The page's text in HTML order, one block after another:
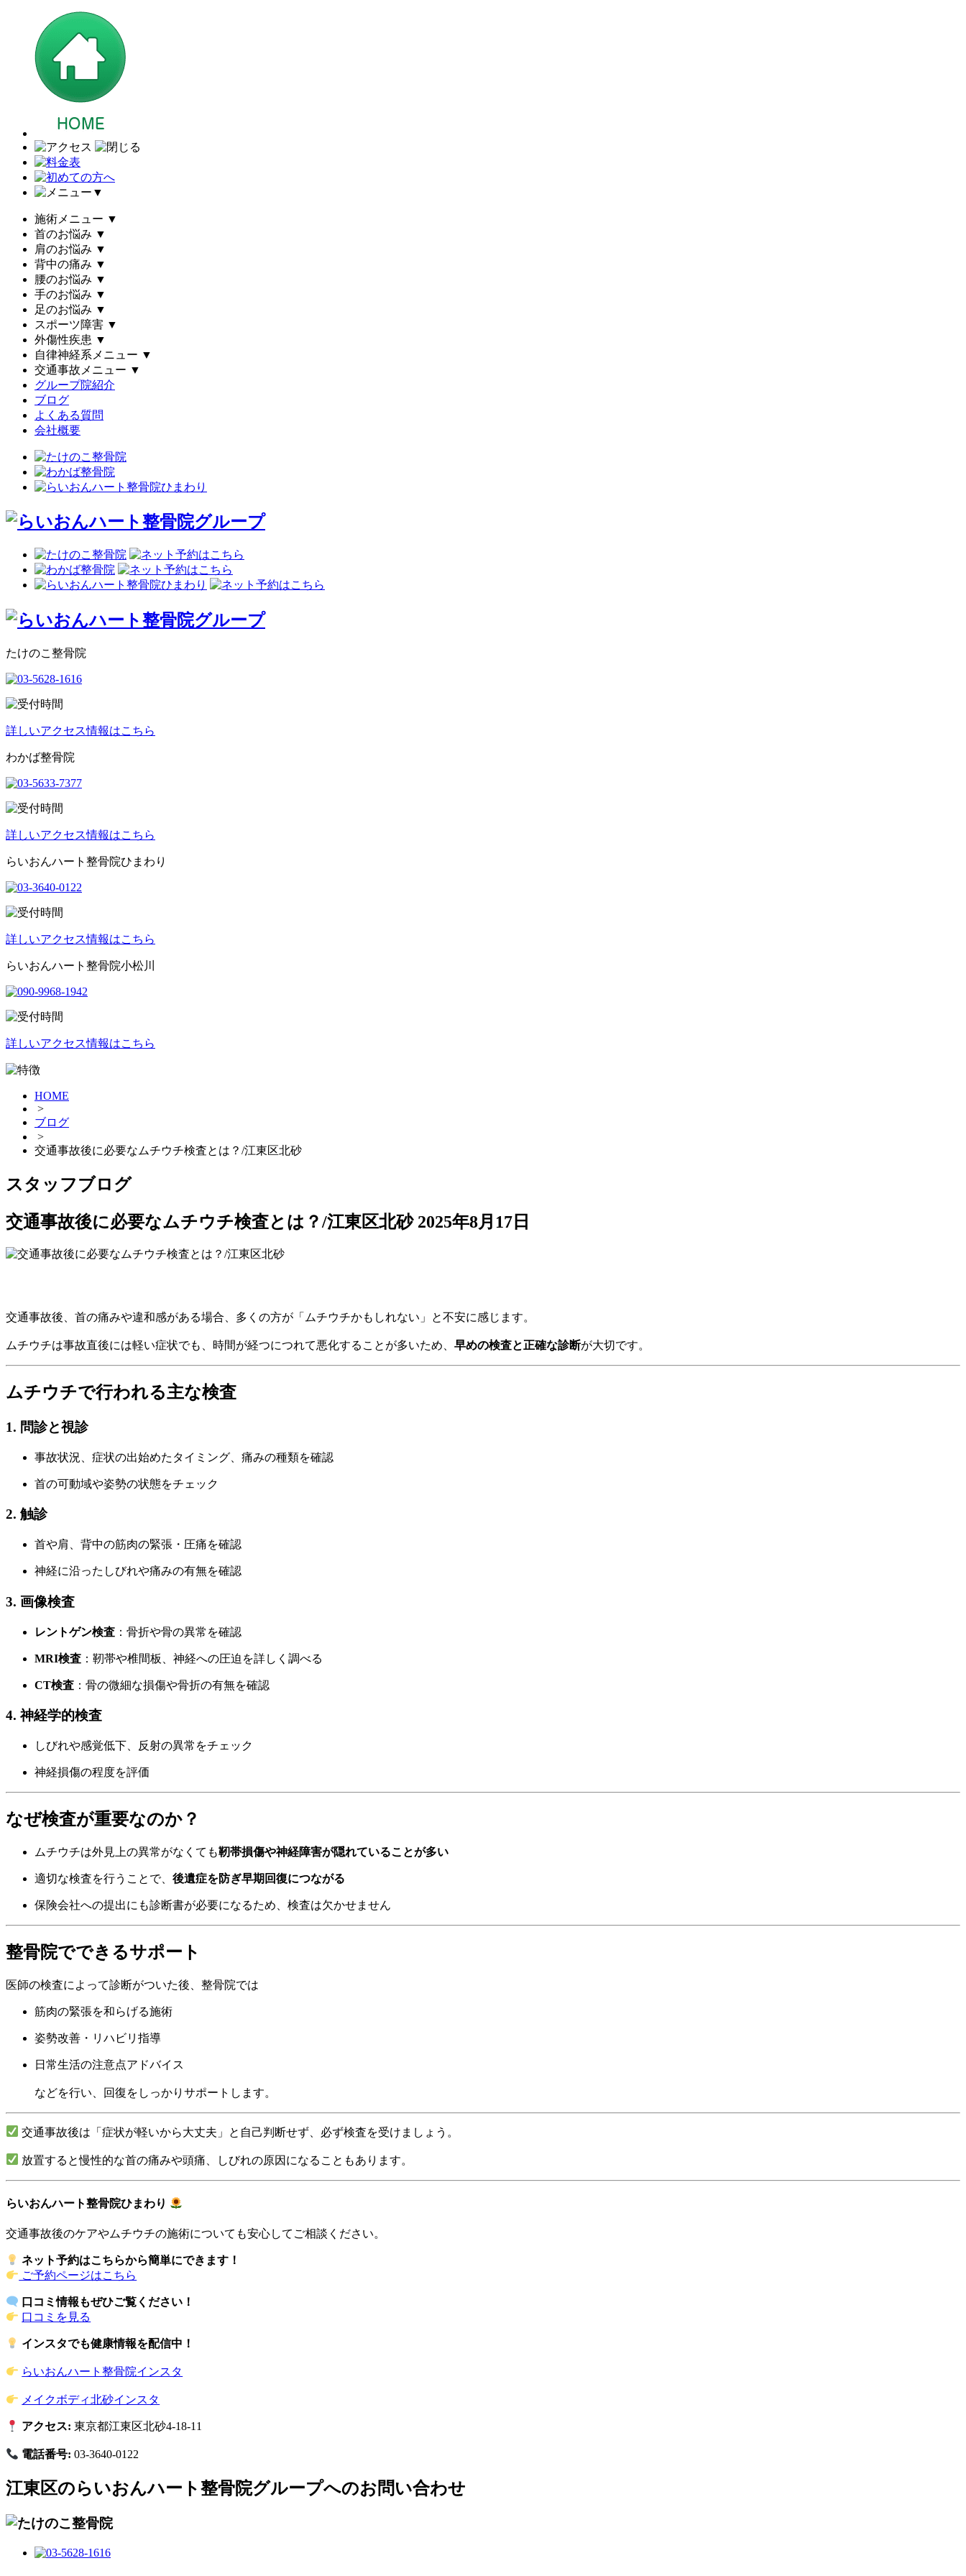
▼
施術メニュー ▼
首のお悩み ▼
肩のお悩み ▼
背中の痛み ▼
腰のお悩み ▼
手のお悩み ▼
足のお悩み ▼
スポーツ障害 ▼
外傷性疾患 ▼
自律神経系メニュー ▼
交通事故メニュー ▼
グループ院紹介
ブログ
よくある質問
会社概要
たけのこ整骨院
詳しいアクセス情報はこちら
わかば整骨院
詳しいアクセス情報はこちら
らいおんハート整骨院ひまわり
詳しいアクセス情報はこちら
らいおんハート整骨院小松川
詳しいアクセス情報はこちら
HOME
>
ブログ
>
交通事故後に必要なムチウチ検査とは？/江東区北砂
スタッフブログ
交通事故後に必要なムチウチ検査とは？/江東区北砂 2025年8月17日
交通事故後、首の痛みや違和感がある場合、多くの方が「ムチウチかもしれない」と不安に感じます。
ムチウチは事故直後には軽い症状でも、時間が経つにつれて悪化することが多いため、 早めの検査と正確な診断が大切です。
ムチウチで行われる主な検査
1. 問診と視診
事故状況、症状の出始めたタイミング、痛みの種類を確認
首の可動域や姿勢の状態をチェック
2. 触診
首や肩、背中の筋肉の緊張・圧痛を確認
神経に沿ったしびれや痛みの有無を確認
3. 画像検査
レントゲン検査 ：骨折や骨の異常を確認
MRI検査 ：靭帯や椎間板、神経への圧迫を詳しく調べる
CT検査 ：骨の微細な損傷や骨折の有無を確認
4. 神経学的検査
しびれや感覚低下、反射の異常をチェック
神経損傷の程度を評価
なぜ検査が重要なのか？
ムチウチは外見上の異常がなくても靭帯損傷や神経障害が隠れていることが多い
適切な検査を行うことで、 後遺症を防ぎ早期回復につながる
保険会社への提出にも診断書が必要になるため、検査は欠かせません
整骨院でできるサポート
医師の検査によって診断がついた後、整骨院では
筋肉の緊張を和らげる施術
姿勢改善・リハビリ指導
日常生活の注意点アドバイス
などを行い、回復をしっかりサポートします。
交通事故後は「症状が軽いから大丈夫」と自己判断せず、必ず検査を受けましょう。
放置すると慢性的な首の痛みや頭痛、しびれの原因になることもあります。
らいおんハート整骨院ひまわり
交通事故後のケアやムチウチの施術についても安心してご相談ください。
ネット予約はこちらから簡単にできます！
ご予約ページはこちら
口コミ情報もぜひご覧ください！
口コミを見る
インスタでも健康情報を配信中！
らいおんハート整骨院インスタ
メイクボディ北砂インスタ
アクセス: 東京都江東区北砂4-18-11
電話番号: 03-3640-0122
江東区のらいおんハート整骨院グループへのお問い合わせ